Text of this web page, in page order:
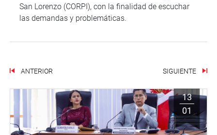
San Lorenzo (CORPI), con la finalidad de escuchar
las demandas y problemáticas.
ANTERIOR SIGUIENTE
13
01